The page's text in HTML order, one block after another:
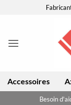
Accessoires
Besoin